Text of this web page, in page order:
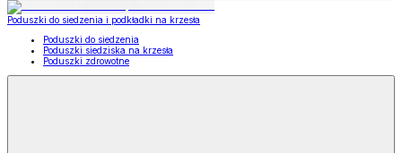
Poduszki do siedzenia i podkładki na krzesła
Poduszki do siedzenia
Poduszki siedziska na krzesła
Poduszki zdrowotne